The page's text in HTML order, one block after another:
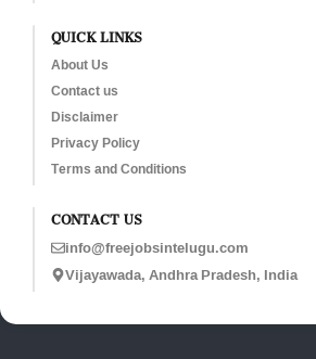
QUICK LINKS
About Us
Contact us
Disclaimer
Privacy Policy
Terms and Conditions
CONTACT US
info@freejobsintelugu.com
Vijayawada, Andhra Pradesh, India